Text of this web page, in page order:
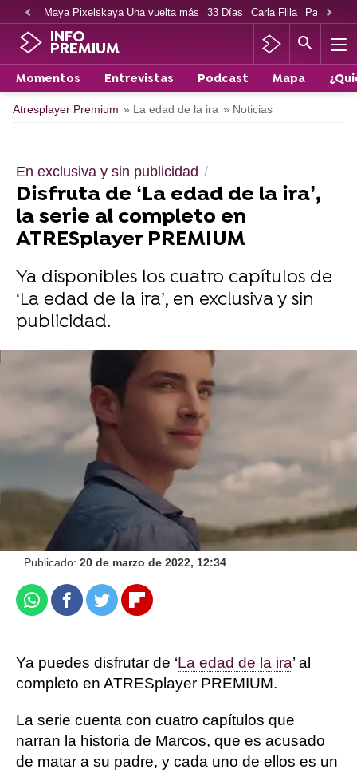
Maya Pixelskaya Una vuelta más 33 Días Carla Flila Paco
INFO
PREMIUM
Momentos Entrevistas Podcast Mapa
Atresplayer Premium » La edad de la ira » Noticias
En exclusiva y sin publicidad
Disfruta de ‘La edad de la ira’,
la serie al completo en
ATRESplayer PREMIUM
Ya disponibles los cuatro capítulos de
‘La edad de la ira’, en exclusiva y sin
publicidad.
Disfruta de La edad de la ira en ATRESplayer
PREMIUM
atresplayer
Publicado: 20 de marzo de 2022, 12:34
WhatsappFacebook
TwitterFlipboard
Ya puedes disfrutar de ‘La edad de la ira’ al
completo en ATRESplayer PREMIUM.
La serie cuenta con cuatro capítulos que
narran la historia de Marcos, que es acusado
de matar a su padre, y cada uno de ellos es un